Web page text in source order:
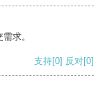
求。
支持[0] 反对[0]